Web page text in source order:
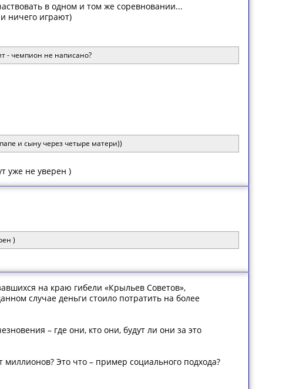
в одном и том же соревновании...
ничего играют)
- чемпион не написано?
и сыну через четыре матери))
уже не уверен )
)
на краю гибели «Крыльев Советов»,
случае деньги стоило потратить на более
– где они, кто они, будут ли они за это
Это что – пример социального подхода?